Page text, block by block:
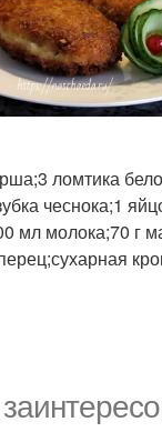
ломтика
чеснока;1
мл молока;70 г